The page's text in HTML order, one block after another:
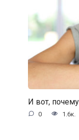
И вот,
0 1.6к.